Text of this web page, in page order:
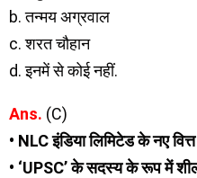
b. तन्मय अग्रवाल
c. शरत चौहान
d. इनमें से कोई नहीं.
Ans. (C)
• NLC इंडिया लिमिटेड के नए
• ‘UPSC’ के सदस्य के रूप में